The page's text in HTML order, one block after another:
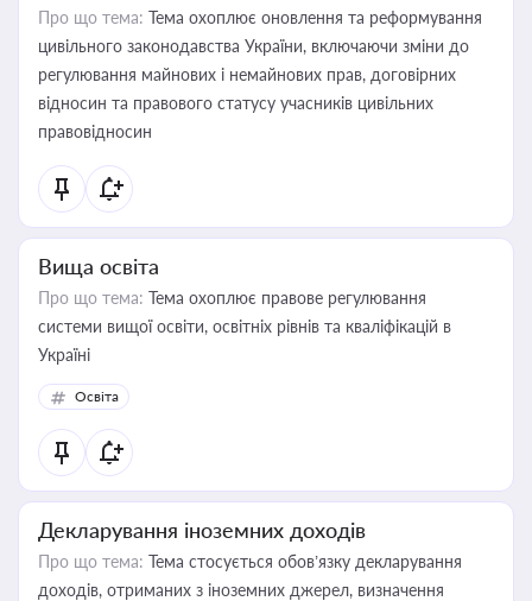
Про що тема: Тема охоплює оновлення та реформування
цивільного законодавства України, включаючи зміни до
регулювання майнових і немайнових прав, договірних
відносин та правового статусу учасників цивільних
правовідносин
Вища освіта
Про що тема: Тема охоплює правове регулювання
системи вищої освіти, освітніх рівнів та кваліфікацій в
Україні
Освіта
Декларування іноземних доходів
Про що тема: Тема стосується обов’язку декларування
доходів, отриманих з іноземних джерел, визначення